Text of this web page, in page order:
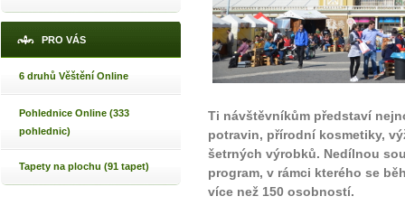
PRO VÁS
6 druhů Věštění Online
Pohlednice Online (333
pohlednic)
Tapety na plochu (91 tapet)
Ti návštěvníkům představí
potravin, přírodní kosmetiky,
šetrných výrobků. Nedílnou
program, v rámci kterého se
více než 150 osobností.